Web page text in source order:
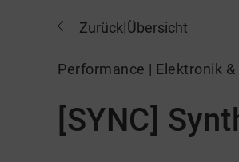
Zurück|Übersicht
Performance | Elektronik
[SYNC]